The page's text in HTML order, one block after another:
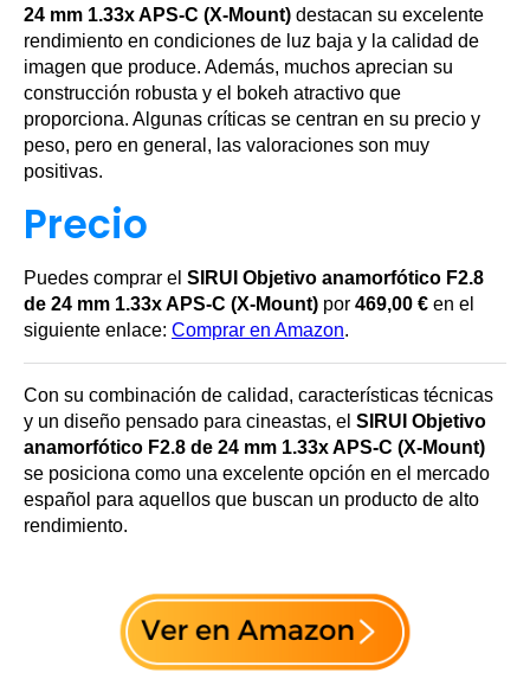
24 mm 1.33x APS-C (X-Mount) destacan su excelente
rendimiento en condiciones de luz baja y la calidad de
imagen que produce. Además, muchos aprecian su
construcción robusta y el bokeh atractivo que
proporciona. Algunas críticas se centran en su precio y
peso, pero en general, las valoraciones son muy
positivas.
Precio
Puedes comprar el SIRUI Objetivo anamorfótico F2.8
de 24 mm 1.33x APS-C (X-Mount) por 469,00 € en el
siguiente enlace: Comprar en Amazon.
Con su combinación de calidad, características técnicas
y un diseño pensado para cineastas, el SIRUI Objetivo
anamorfótico F2.8 de 24 mm 1.33x APS-C (X-Mount)
se posiciona como una excelente opción en el mercado
español para aquellos que buscan un producto de alto
rendimiento.